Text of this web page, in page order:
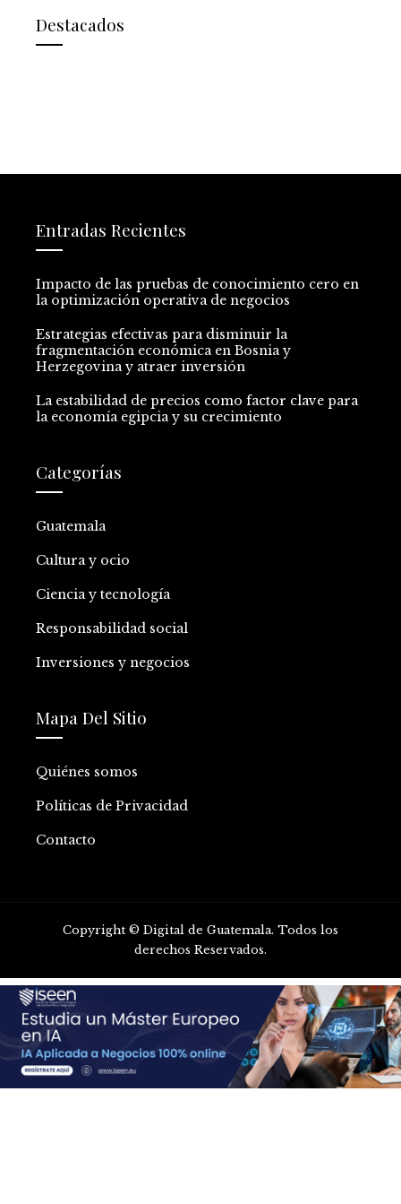
Destacados
Entradas Recientes
Impacto de las pruebas de conocimiento cero en
la optimización operativa de negocios
Estrategias efectivas para disminuir la
fragmentación económica en Bosnia y
Herzegovina y atraer inversión
La estabilidad de precios como factor clave para
la economía egipcia y su crecimiento
Categorías
Guatemala
Cultura y ocio
Ciencia y tecnología
Responsabilidad social
Inversiones y negocios
Mapa Del Sitio
Quiénes somos
Políticas de Privacidad
Contacto
Copyright © Digital de Guatemala. Todos los
derechos Reservados.